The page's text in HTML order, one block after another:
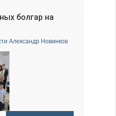
болгар на
Александр Новинков